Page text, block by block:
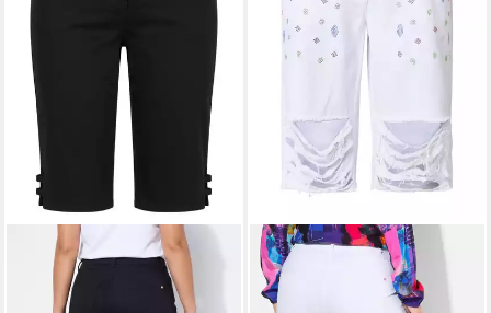
ANGEL OF STYLE
Regular-fit-Jeans Jeans-
Bermuda Berry gerades Bein
ANGEL OF STYLE
5-Pocket-Jeans Jeans-
Bermuda Berry gerade